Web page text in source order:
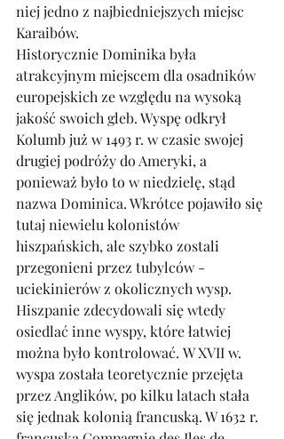
niej jedno z najbiedniejszych miejsc
Karaibów.
Historycznie Dominika była
atrakcyjnym miejscem dla osadników
europejskich ze względu na wysoką
jakość swoich gleb. Wyspę odkrył
Kolumb już w 1493 r. w czasie swojej
drugiej podróży do Ameryki, a
ponieważ było to w niedzielę, stąd
nazwa Dominica. Wkrótce pojawiło się
tutaj niewielu kolonistów
hiszpańskich, ale szybko zostali
przegonieni przez tubylców -
uciekinierów z okolicznych wysp.
Hiszpanie zdecydowali się wtedy
osiedlać inne wyspy, które łatwiej
można było kontrolować. W XVII w.
wyspa została teoretycznie przejęta
przez Anglików, po kilku latach stała
się jednak kolonią francuską. W 1632 r.